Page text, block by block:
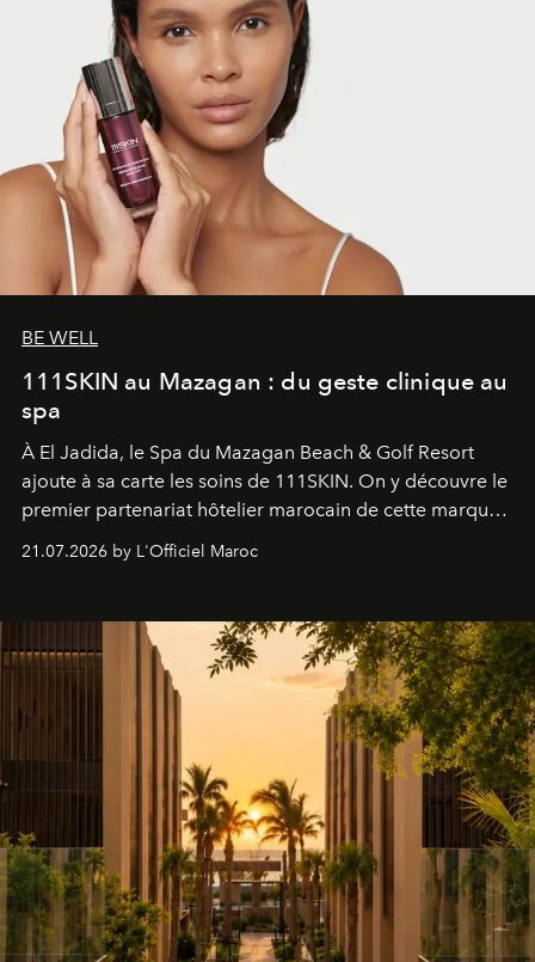
BE WELL
111SKIN au Mazagan : du geste clinique au
spa
À El Jadida, le Spa du Mazagan Beach & Golf Resort
ajoute à sa carte les soins de 111SKIN. On y découvre le
premier partenariat hôtelier marocain de cette marque
britannique, née dans un cabinet de chirurgie plastique
londonien et construite depuis autour d'un actif breveté,
21.07.2026 by L'Officiel Maroc